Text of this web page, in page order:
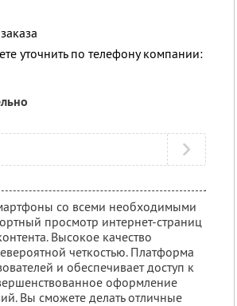
уточнить по телефону компании:
со всеми необходимыми
просмотр интернет-страниц
Высокое качество
четкостью. Платформа
и обеспечивает доступ к
оформление
Вы сможете делать отличные